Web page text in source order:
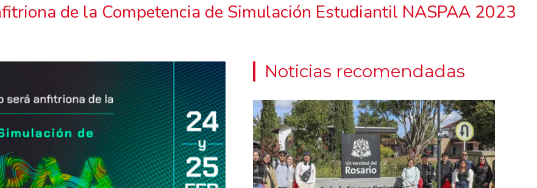
de la Competencia de Simulación Estudiantil NASPAA 2023
Noticias recomendadas